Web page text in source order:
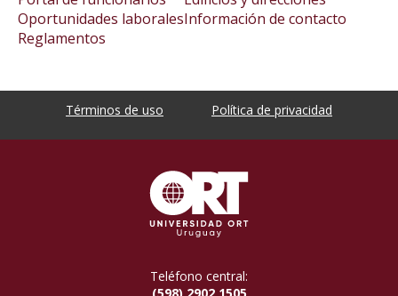
Oportunidades laborales
Reglamentos
Información de contacto
Términos de uso Política de privacidad
Teléfono central:
(598) 2902 1505